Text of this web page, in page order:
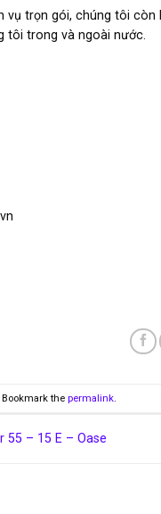
vụ trọn gói, chúng tôi
tôi trong và ngoài nước.
Bookmark the permalink.
55 – 15 E – Oase